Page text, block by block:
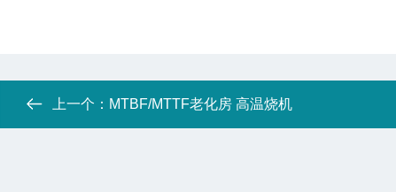
上一个： MTBF/MTTF老化房 高温烧机